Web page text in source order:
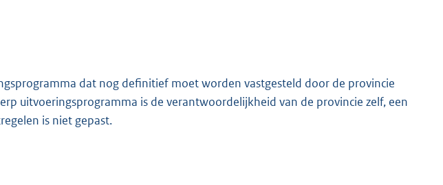
dat nog definitief moet worden vastgesteld door de provincie
uitvoeringsprogramma is de verantwoordelijkheid van de provincie zelf, een
is niet gepast.